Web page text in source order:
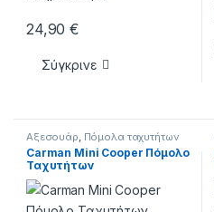
24,90€
Σύγκρινε
Αξεσουάρ Πόμολα ταχυτήτων
Carman Mini Cooper Πόμολο
Ταχυτήτων